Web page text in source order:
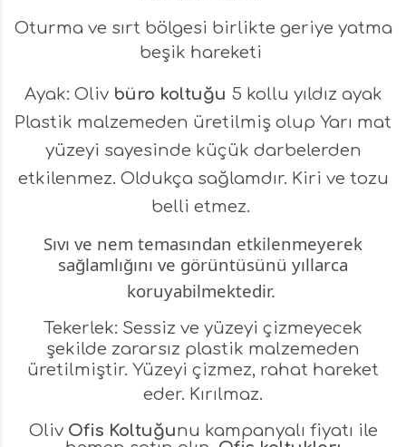
Oturma ve sırt bölgesi birlikte geriye yatma
beşik hareketi
Ayak: Oliv büro koltuğu 5 kollu yıldız ayak
Plastik malzemeden üretilmiş olup Yarı mat
yüzeyi sayesinde küçük darbelerden
etkilenmez. Oldukça sağlamdır. Kiri ve tozu
belli etmez.
Sıvı ve nem temasından etkilenmeyerek
sağlamlığını ve görüntüsünü yıllarca
koruyabilmektedir.
Tekerlek: Sessiz ve yüzeyi çizmeyecek
şekilde zararsız plastik malzemeden
üretilmiştir. Yüzeyi çizmez, rahat hareket
eder. Kırılmaz.
Oliv Ofis Koltuğunu kampanyalı fiyatı ile